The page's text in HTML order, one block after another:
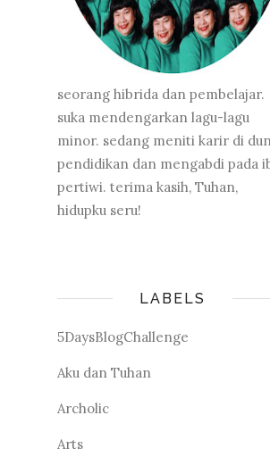
seorang hibrida dan pembelajar.
suka mendengarkan lagu-lagu
minor. sedang meniti karir di
pendidikan dan mengabdi pada
pertiwi. terima kasih, Tuhan,
hidupku seru!
LABELS
5DaysBlogChallenge
Aku dan Tuhan
Archolic
Arts